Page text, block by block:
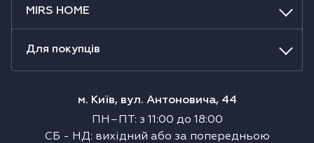
Холодильники
Духові шафи
Мікрохвильові печі
MIRS HOME
Для покупців
м. Київ, вул. Антоновича, 44
ПН–ПТ : з 11:00 до 18:00
СБ - НД: вихідний або за попередньою